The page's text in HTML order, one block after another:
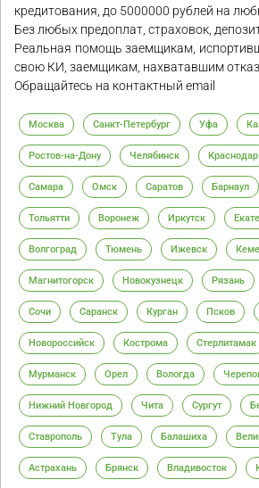
кредитования, до 5000000 рублей на
Без любых предоплат, страховок,
Реальная помощь заемщикам,
свою КИ, заемщикам, нахватавшим
Обращайтесь на контактный email
Москва Санкт-Петербург Уфа
Ростов-на-Дону Челябинск Краснодар
Самара Омск Саратов Барнаул
Тольятти Воронеж Иркутск
Волгоград Тюмень Ижевск
Магнитогорск Новокузнецк Рязань
Сочи Саранск Курган Псков
Новороссийск Кострома Стерлитамак
Мурманск Орел Вологда
Нижний Новгород Чита Сургут
Ставрополь Тула Балашиха
Астрахань Брянск Владивосток